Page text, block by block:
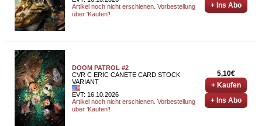
Artikel noch nicht erschienen. Vorbestellung
über 'Kaufen'!
+ Ins Abo
DOOM PATROL #2
CVR C ERIC CANETE CARD STOCK
VARIANT
EVT: 16.10.2026
Artikel noch nicht erschienen. Vorbestellung
über 'Kaufen'!
5,10€
+ Kaufen
+ Ins Abo